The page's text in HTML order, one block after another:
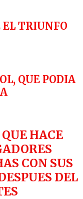
EL TRIUNFO
QUE PODIA
HACE
CON SUS
DEL